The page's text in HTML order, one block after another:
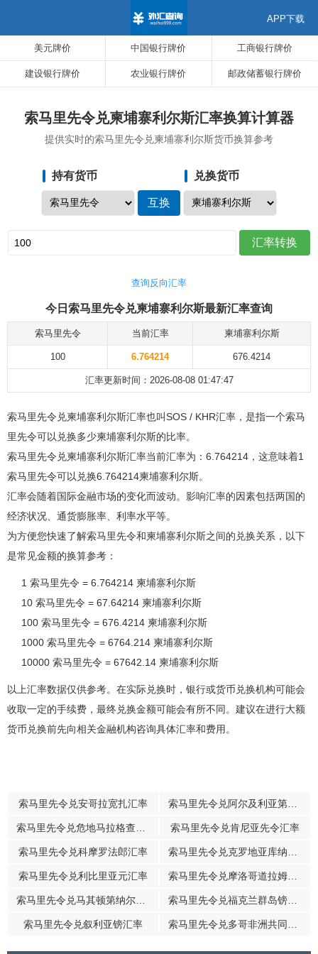
美元牌价 中国银行牌价 工商银行牌价
建设银行牌价 农业银行牌价 邮政储蓄银行牌价
APP下载
索马里先令兑柬埔寨利尔斯汇率换算计算器
提供实时的索马里先令兑柬埔寨利尔斯货币换算参考
持有货币 兑换货币
查询反向汇率
今日索马里先令兑柬埔寨利尔斯最新汇率查询
索马里先令 当前汇率 柬埔寨利尔斯
100 6.764214 676.4214
汇率更新时间：2026-08-08 01:47:47
索马里先令兑柬埔寨利尔斯汇率也叫SOS / KHR汇率，是指一个索马
里先令可以兑换多少柬埔寨利尔斯的比率。
索马里先令兑柬埔寨利尔斯汇率当前汇率为：6.764214，这意味着1
索马里先令可以兑换6.764214柬埔寨利尔斯。
汇率会随着国际金融市场的变化而波动。影响汇率的因素包括两国的
经济状况、通货膨胀率、利率水平等。
为方便您快速了解索马里先令和柬埔寨利尔斯之间的兑换关系，以下
是常见金额的换算参考：
1 索马里先令 = 6.764214 柬埔寨利尔斯
10 索马里先令 = 67.64214 柬埔寨利尔斯
100 索马里先令 = 676.4214 柬埔寨利尔斯
1000 索马里先令 = 6764.214 柬埔寨利尔斯
10000 索马里先令 = 67642.14 柬埔寨利尔斯
以上汇率数据仅供参考。在实际兑换时，银行或货币兑换机构可能会
收取一定的手续费，最终兑换金额可能会有所不同。建议在进行大额
货币兑换前先向相关金融机构咨询具体汇率和费用。
索马里先令兑安哥拉宽扎汇率
索马里先令兑肯尼亚先令汇率
索马里先令兑科摩罗法郎汇率
索马里先令兑利比里亚元汇率
索马里先令兑叙利亚镑汇率